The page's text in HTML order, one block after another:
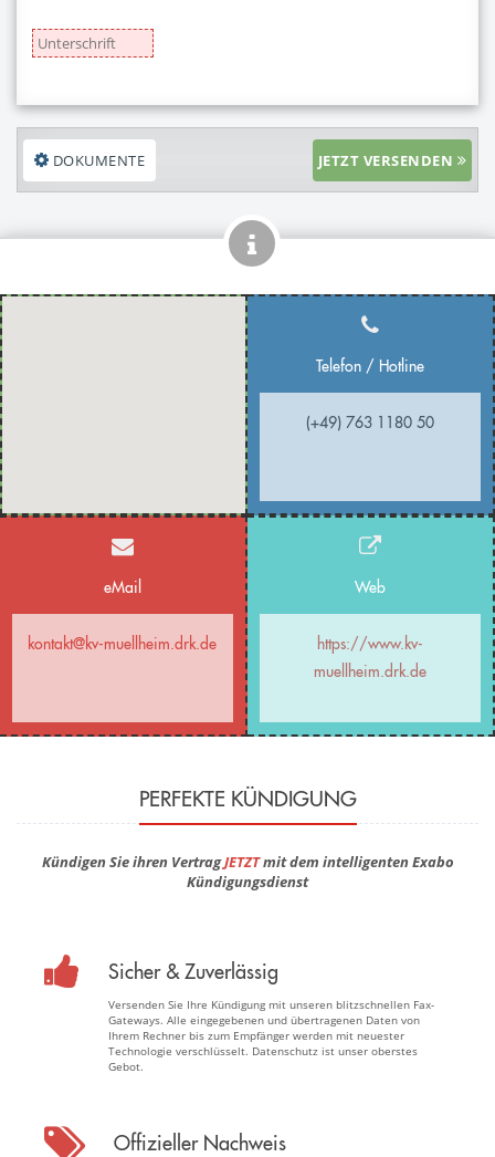
DOKUMENTE JETZT VERSENDEN
Telefon / Hotline
(+49) 763 1180 50
eMail
kontakt@kv-muellheim.drk.de
Web
https://www.kv-
muellheim.drk.de
PERFEKTE KÜNDIGUNG
Kündigen Sie ihren VertragJETZTmit dem intelligenten Exabo
Kündigungsdienst
Sicher & Zuverlässig
Versenden Sie Ihre Kündigung mit unseren blitzschnellen Fax-
Gateways. Alle eingegebenen und übertragenen Daten von
Ihrem Rechner bis zum Empfänger werden mit neuester
Technologie verschlüsselt. Datenschutz ist unser oberstes
Gebot.
Offizieller Nachweis